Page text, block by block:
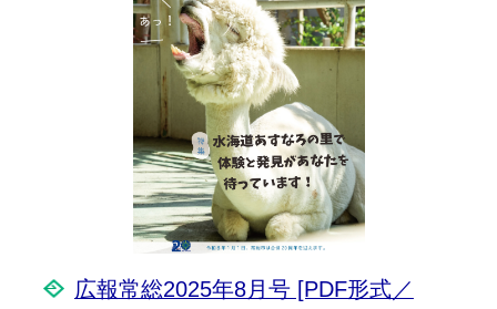
広報常総2025年8月号 [PDF形式／